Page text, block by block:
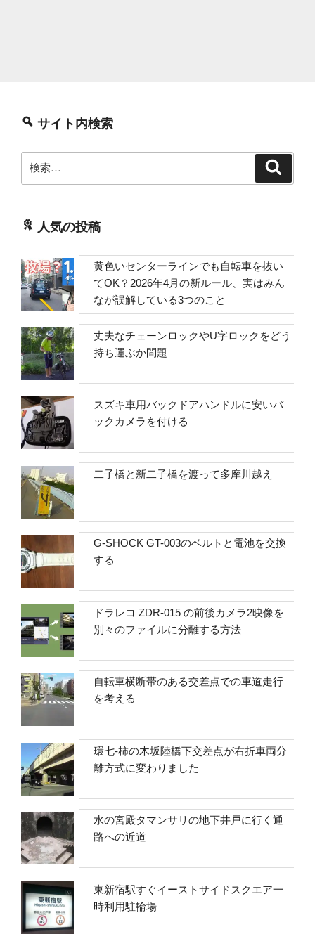
サイト内検索
索:
人気の投稿
黄色いセンターラインでも自転車を抜い
てOK？2026年4月の新ルール、実はみん
なが誤解している3つのこと
丈夫なチェーンロックやU字ロックをどう
持ち運ぶか問題
スズキ車用バックドアハンドルに安いバ
ックカメラを付ける
二子橋と新二子橋を渡って多摩川越え
G-SHOCK GT-003のベルトと電池を交換
する
ドラレコ ZDR-015 の前後カメラ2映像を
別々のファイルに分離する方法
自転車横断帯のある交差点での車道走行
を考える
環七-柿の木坂陸橋下交差点が右折車両分
離方式に変わりました
水の宮殿タマンサリの地下井戸に行く通
路への近道
東新宿駅すぐイーストサイドスクエア一
時利用駐輪場